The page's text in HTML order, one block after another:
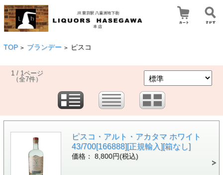
TOP > ブランデー > ピスコ
1 / 1ページ
（全7件）
ピスコ・アルト・アカタマ ホワイト
43/700[166888][正規輸入][箱なし]
価格： 8,800円(税込)